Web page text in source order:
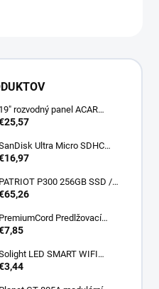
19" rozvodný panel ACAR
vypínač, indikátor
3m Acar S8 FA
Ultra Micro SDHC
120MB/s A1+ada
PATRIOT P300 256GB SSD /
/ M.2 PCIe Gen3 x4
P300P256GM28
PremiumCord Predlžovací
- sieť 230V, IEC 320 C13
LED SMART WIFI
GU10, 5W, RGB,